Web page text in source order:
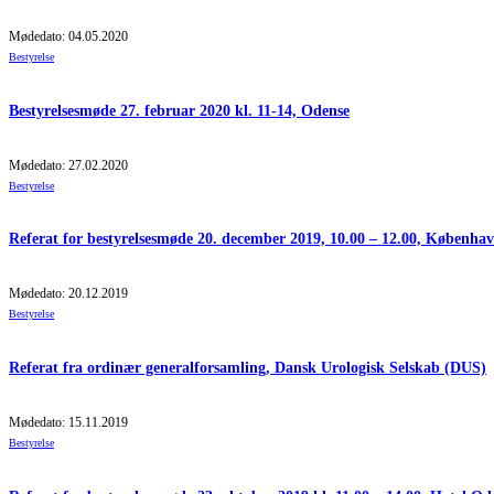
Mødedato: 04.05.2020
Bestyrelse
Bestyrelsesmøde 27. februar 2020 kl. 11-14, Odense
Mødedato: 27.02.2020
Bestyrelse
Referat for bestyrelsesmøde 20. december 2019, 10.00 – 12.00,
Mødedato: 20.12.2019
Bestyrelse
Referat fra ordinær generalforsamling, Dansk Urologisk Selskab (DUS)
Mødedato: 15.11.2019
Bestyrelse